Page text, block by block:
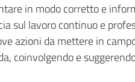
in modo corretto e
sul lavoro continuo e
azioni da mettere in
coinvolgendo e